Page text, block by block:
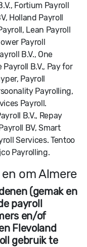
Fortium Payroll
Holland Payroll
Lean Payroll
Payroll
B.V., One
B.V., Pay for
Payroll
Payrolling,
Payroll.
B.V., Repay
BV, Smart
Services. Tentoo
Payrolling.
om Almere
(gemak en
payroll
en/of
Flevoland
gebruik te